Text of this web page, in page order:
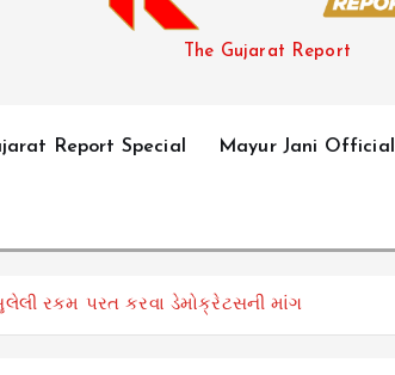
The Gujarat Report
Report Special Mayur Jani Official
રકમ પરત કરવા ડેમોક્રેટસની માંગ